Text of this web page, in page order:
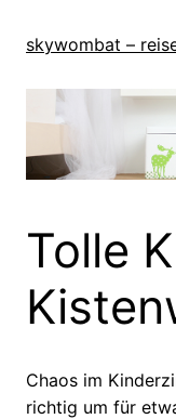
Inhaltskywombat –
Tolle
Chaos im
richtig um für